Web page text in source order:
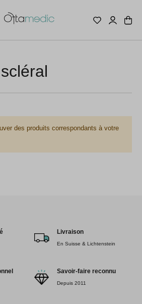
des produits correspondants à votre
Livraison
En Suisse & Lichtenstein
Savoir-faire reconnu
Depuis 2011